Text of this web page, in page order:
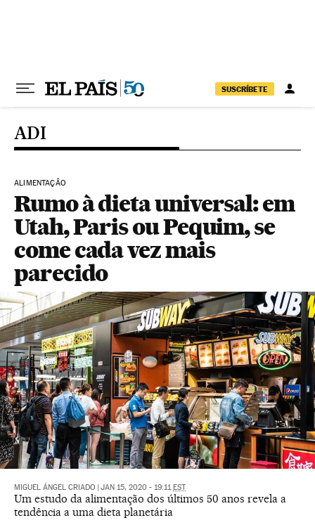
SUSCRÍBETE
ADI
ALIMENTAÇÃO
Rumo à dieta universal: em
Utah, Paris ou Pequim, se
come cada vez mais
parecido
MIGUEL ÁNGEL CRIADO JAN 15, 2020 - 19:11 EST
Um estudo da alimentação dos últimos 50 anos revela a
tendência a uma dieta planetária